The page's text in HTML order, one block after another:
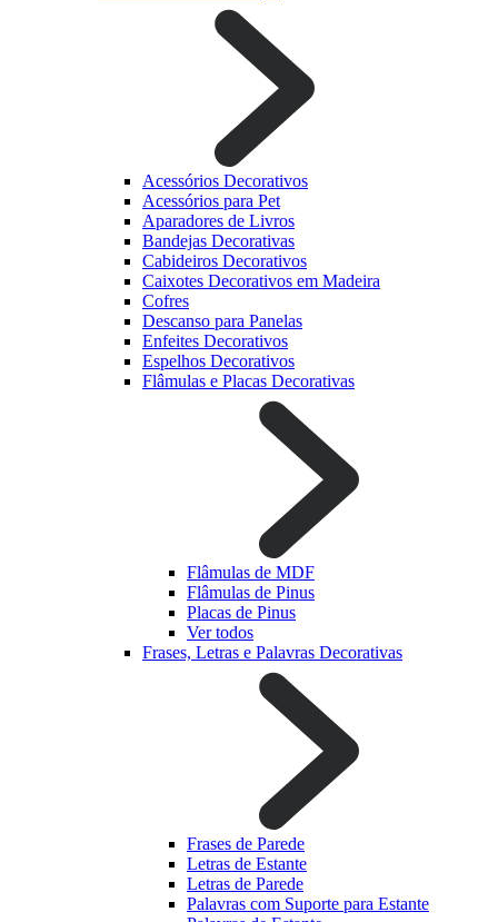
Acessórios Decorativos
Acessórios para Pet
Aparadores de Livros
Bandejas Decorativas
Cabideiros Decorativos
Caixotes Decorativos em Madeira
Cofres
Descanso para Panelas
Enfeites Decorativos
Espelhos Decorativos
Flâmulas e Placas Decorativas
Flâmulas de MDF
Flâmulas de Pinus
Placas de Pinus
Ver todos
Frases, Letras e Palavras Decorativas
Frases de Parede
Letras de Estante
Letras de Parede
Palavras com Suporte para Estante